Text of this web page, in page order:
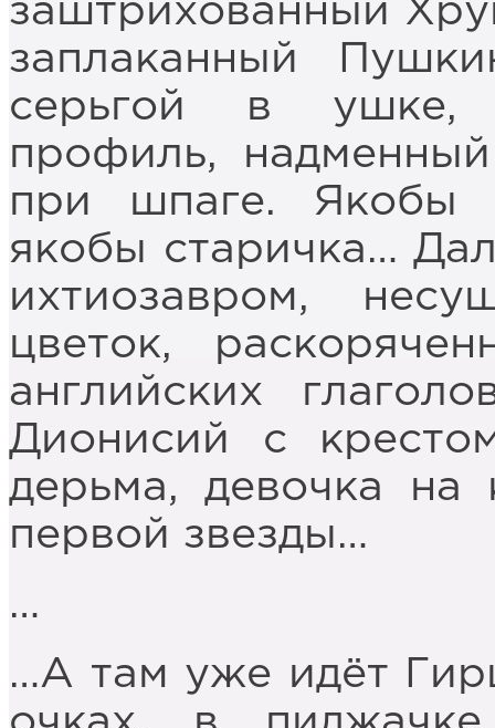
заштрихованный
заплаканный
серьгой в ушке,
профиль,
при шпаге. Якобы
якобы старичка…
ихтиозавром,
цветок,
английских
Дионисий с
дерьма, девочка
первой звезды…
…
…А там уже идёт